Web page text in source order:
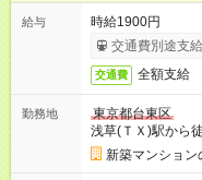
給与
時給1900円
交通費別途支
交通費 全額支給
勤務地
東京都台東区
浅草(ＴＸ)駅から
新築マンション